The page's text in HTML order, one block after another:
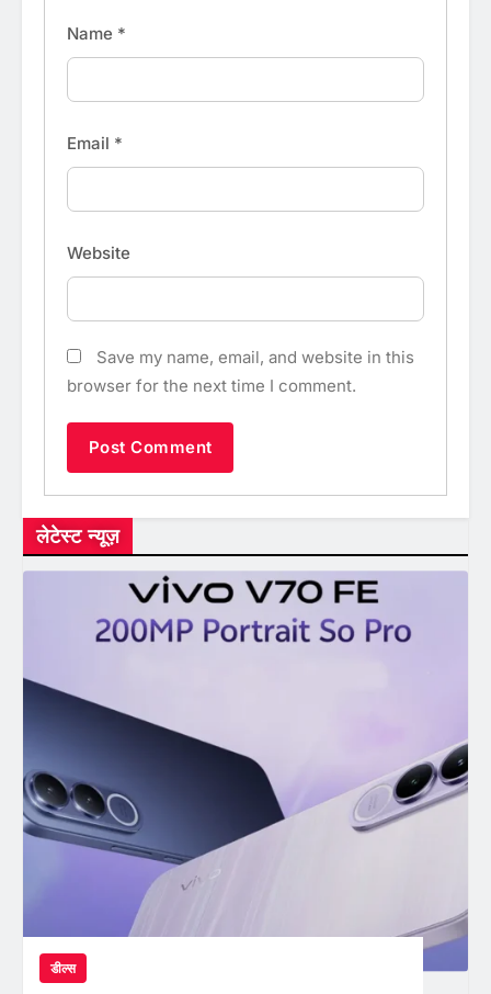
Name *
Email *
Website
Save my name, email, and website in this
browser for the next time I comment.
लेटेस्ट न्यूज़
डील्स